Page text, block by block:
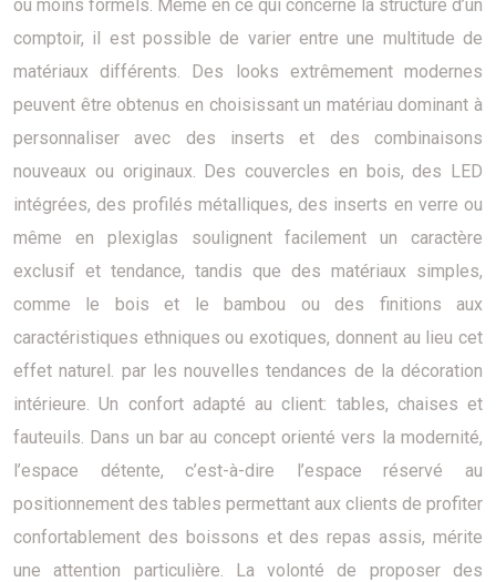
ou moins formels. Même en ce qui concerne la structure d’un
comptoir, il est possible de varier entre une multitude de
matériaux différents. Des looks extrêmement modernes
peuvent être obtenus en choisissant un matériau dominant à
personnaliser avec des inserts et des combinaisons
nouveaux ou originaux. Des couvercles en bois, des LED
intégrées, des profilés métalliques, des inserts en verre ou
même en plexiglas soulignent facilement un caractère
exclusif et tendance, tandis que des matériaux simples,
comme le bois et le bambou ou des finitions aux
caractéristiques ethniques ou exotiques, donnent au lieu cet
effet naturel. par les nouvelles tendances de la décoration
intérieure. Un confort adapté au client: tables, chaises et
fauteuils. Dans un bar au concept orienté vers la modernité,
l’espace détente, c’est-à-dire l’espace réservé au
positionnement des tables permettant aux clients de profiter
confortablement des boissons et des repas assis, mérite
une attention particulière. La volonté de proposer des